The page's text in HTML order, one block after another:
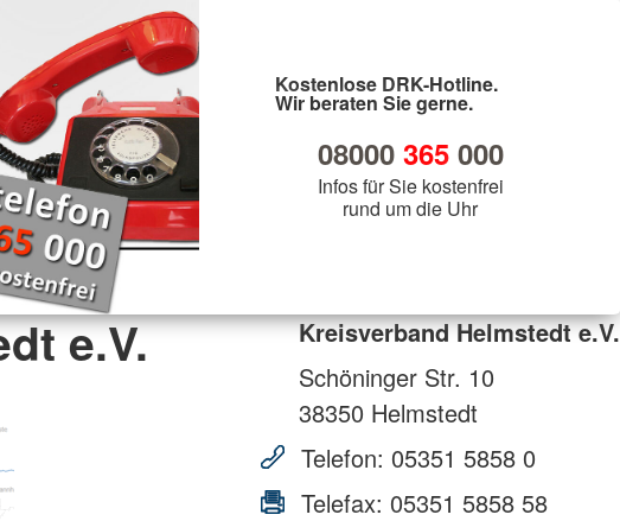
Kostenlose DRK-Hotline.
Wir beraten Sie gerne.
08000 365000
Infos für Sie kostenfrei
rund um die Uhr
e.V.
Kreisverband Helmstedt e.V.
Schöninger Str. 10
38350 Helmstedt
Telefon: 05351 5858 0
Telefax: 05351 5858 58